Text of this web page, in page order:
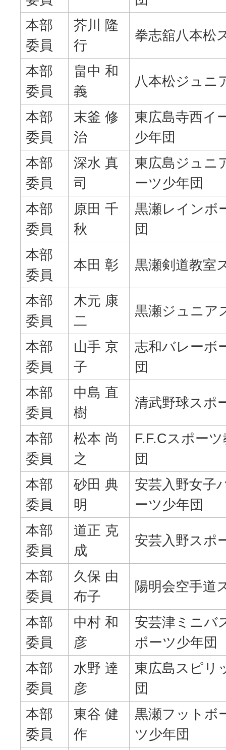
本部
委員
芥川 隆
行
拳志舘八本松
本部
委員
畠中 和
義
八本松ジュニ
本部
委員
末釜 修
治
東広島寺西イ
少年団
本部
委員
深水 真
司
東広島ジュニ
ーツ少年団
本部
委員
原田 千
秋
黒瀬レインボ
団
本部
委員
本田 彰 黒瀬剣道教室
本部
委員
木元 康
二
黒瀬ジュニア
本部
委員
山手 京
子
志和バレーボ
団
本部
委員
中島 直
樹
清武野球スポ
本部
委員
松本 尚
之
F.F.Cスポー
団
本部
委員
砂田 典
明
安芸入野女子
ーツ少年団
本部
委員
道正 克
成
安芸入野スポ
本部
委員
久保 由
布子
陽明会空手道
本部
委員
中村 和
彦
安芸津ミニバ
ポーツ少年団
本部
委員
水野 達
彦
東広島スピリ
団
本部
委員
東谷 健
作
黒瀬フットボ
ツ少年団